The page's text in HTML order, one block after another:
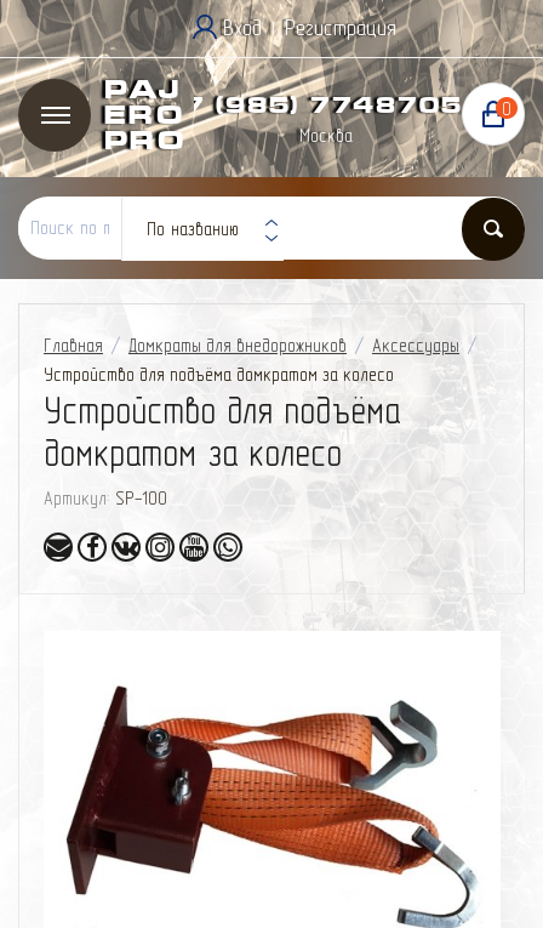
Вход | Регистрация
Paj
ero
Pro
+7 (985) 7748705
Москва
0
По названию
Главная / Домкраты для внедорожников / Аксессуары /
Устройство для подъёма домкратом за колесо
Устройство для подъёма
домкратом за колесо
Артикул: SP-100